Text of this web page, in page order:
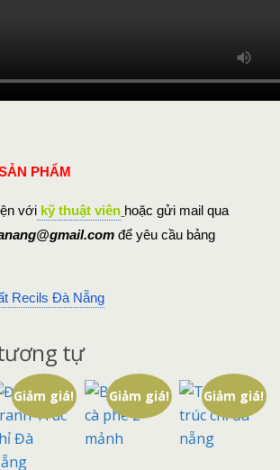
PHẨM
với kỹ thuật viên hoặc gửi mail qua
để yêu cầu bảng
Recils Đà Nẵng
tự
Giảm giá! Giảm giá! Giảm giá!